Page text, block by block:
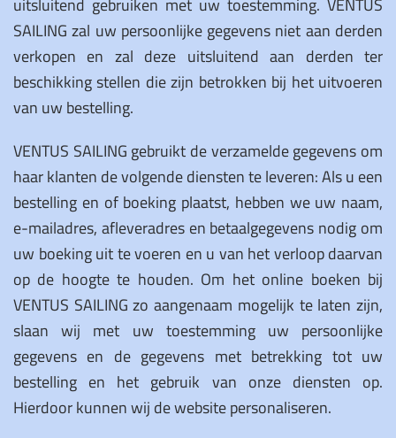
uitsluitend gebruiken met uw toestemming. VENTUS
SAILING zal uw persoonlijke gegevens niet aan derden
verkopen en zal deze uitsluitend aan derden ter
beschikking stellen die zijn betrokken bij het uitvoeren
van uw bestelling.
VENTUS SAILING gebruikt de verzamelde gegevens om
haar klanten de volgende diensten te leveren: Als u een
bestelling en of boeking plaatst, hebben we uw naam,
e-mailadres, afleveradres en betaalgegevens nodig om
uw boeking uit te voeren en u van het verloop daarvan
op de hoogte te houden. Om het online boeken bij
VENTUS SAILING zo aangenaam mogelijk te laten zijn,
slaan wij met uw toestemming uw persoonlijke
gegevens en de gegevens met betrekking tot uw
bestelling en het gebruik van onze diensten op.
Hierdoor kunnen wij de website personaliseren.